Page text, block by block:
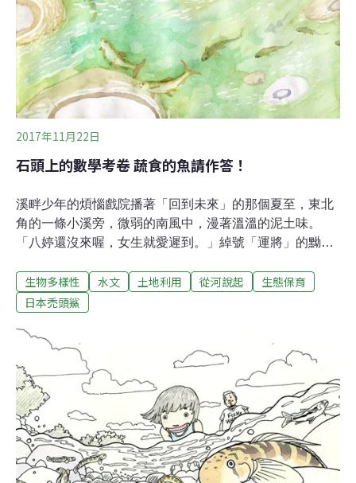
24小時一直在捕撈，這個非常恐佈。」成大水科技中心副
主任邱郁文也強調，「我覺得這個應該要管理，要把大部
份的魚苗，讓牠回到原來的河川裡面。」台東縣農業處副
處長許家豪表示，「這一部份我們會再跟當地的居民，來
開會做幾次座談會。」台東縣政府表示，曾在103年公告
禁捕禿頭鯊3年，2017年又重新開放。可是專家認為，政
2017年11月22日
石頭上的數學考卷 蔬食的魚請作答！
溪畔少年的煩惱戲院播著「回到未來」的那個夏至，東北
角的一條小溪旁，微弱的南風中，漫著溫溫的泥土味。
「八婷還沒來喔，女生就愛遲到。」綽號「運將」的黝黑
濺、水下幾十個黑影放射竄開。 「嗯啊。」相貌斯文，綽
號「智怪」的少年，因為畢業考數學科一個計算題多寫了
應答道。 「說你跟八婷啊，你們這些好學生太奇怪了，數
學是可以當飯吃嗎？每天為了一個紅筆寫的分數在那邊拼
拼拼…，其實考再爛天也不會塌下來吧。」運將拾起一塊
很大的石頭端詳著。 「ㄟ你該不會要丟那塊石頭吧？整條
溪的魚都被你嚇死光光。」 「嘿嘿，我是要讓你看看，我
的數學考卷就是長這樣。」 運將手上的石頭，上面覆滿乾
土般的物質，還有一道一道斜的、交叉的刮痕，就像老師
用紅筆劃著代表「答錯」的痕跡，還愈劃愈激動的樣子。
生物多樣性 水文 土地利用 從河說起
生態保育
日本禿頭鯊